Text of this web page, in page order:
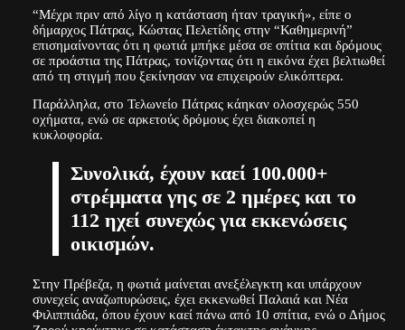
“Μέχρι πριν από λίγο η κατάσταση ήταν τραγική», είπε ο
δήμαρχος Πάτρας, Κώστας Πελετίδης στην “Καθημερινή”
επισημαίνοντας ότι η φωτιά μπήκε μέσα σε σπίτια και δρόμους
σε προάστια της Πάτρας, τονίζοντας ότι η εικόνα έχει βελτιωθεί
από τη στιγμή που ξεκίνησαν να επιχειρούν ελικόπτερα.
Παράλληλα, στο Τελωνείο Πάτρας κάηκαν ολοσχερώς 550
οχήματα, ενώ σε αρκετούς δρόμους έχει διακοπεί η
κυκλοφορία.
Συνολικά, έχουν καεί 100.000+
στρέμματα γης σε 2 ημέρες και το
112 ηχεί συνεχώς για εκκενώσεις
οικισμών.
Στην Πρέβεζα, η φωτιά μαίνεται ανεξέλεγκτη και υπάρχουν
συνεχείς αναζωπυρώσεις, έχει εκκενωθεί Παλαιά και Νέα
Φιλιππιάδα, όπου έχουν καεί πάνω από 10 σπίτια, ενώ ο Δήμος